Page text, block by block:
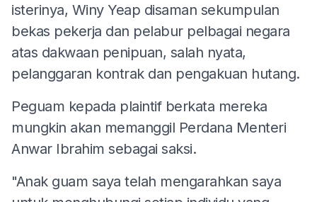
isterinya, Winy Yeap disaman sekumpulan
bekas pekerja dan pelabur pelbagai negara
atas dakwaan penipuan, salah nyata,
pelanggaran kontrak dan pengakuan hutang.
Peguam kepada plaintif berkata mereka
mungkin akan memanggil Perdana Menteri
Anwar Ibrahim sebagai saksi.
"Anak guam saya telah mengarahkan saya